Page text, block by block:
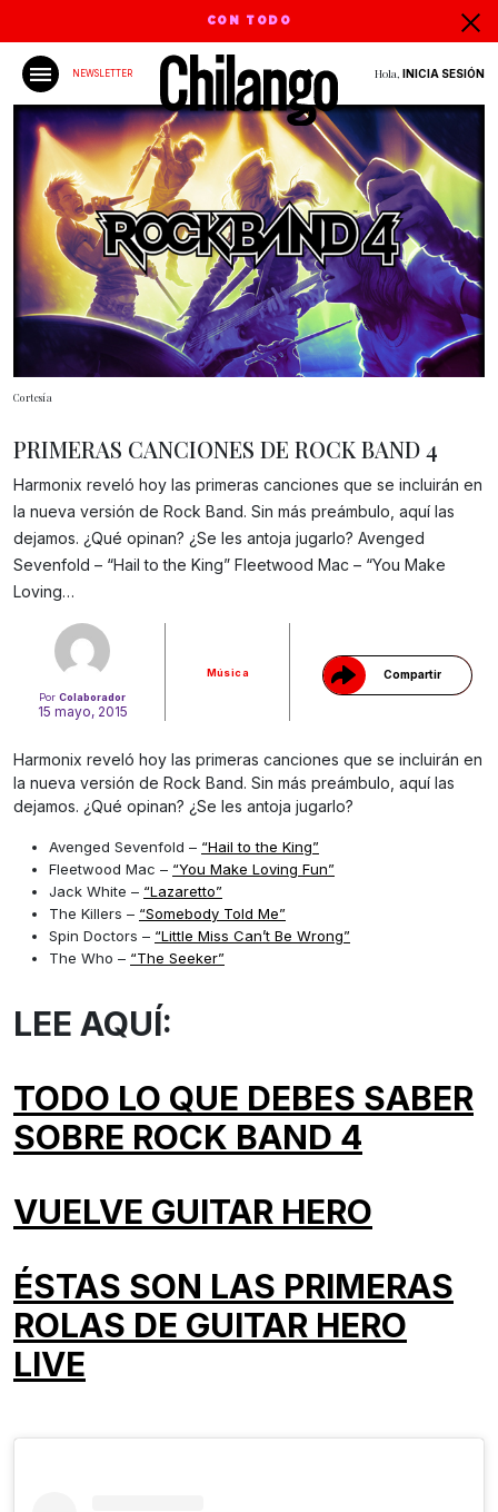
CON TODO
NEWSLETTER Hola, INICIA SESIÓN
Cortesía
PorColaborador
15 mayo, 2015
Música Compartir
Gracias!
PRIMERAS CANCIONES DE ROCK BAND 4
Harmonix reveló hoy las primeras canciones que se incluirán en
la nueva versión de Rock Band. Sin más preámbulo, aquí las
dejamos. ¿Qué opinan? ¿Se les antoja jugarlo? Avenged
Sevenfold – “Hail to the King” Fleetwood Mac – “You Make
Loving…
Harmonix reveló hoy las primeras canciones que se incluirán en
la nueva versión de Rock Band. Sin más preámbulo, aquí las
dejamos. ¿Qué opinan? ¿Se les antoja jugarlo?
Avenged Sevenfold – “Hail to the King”
Fleetwood Mac – “You Make Loving Fun”
Jack White – “Lazaretto”
The Killers – “Somebody Told Me”
Spin Doctors – “Little Miss Can’t Be Wrong”
The Who – “The Seeker”
LEE AQUÍ:
TODO LO QUE DEBES SABER
SOBRE ROCK BAND 4
VUELVE GUITAR HERO
ÉSTAS SON LAS PRIMERAS
ROLAS DE GUITAR HERO
LIVE